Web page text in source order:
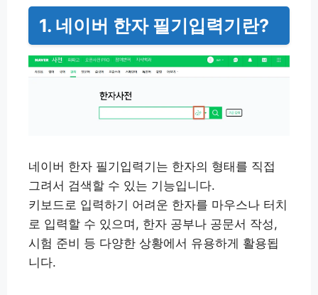
1. 네이버 한자 필기입력기란?
네이버 한자 필기입력기는 한자의 형태를 직접
그려서 검색할 수 있는 기능입니다.
키보드로 입력하기 어려운 한자를 마우스나 터치
로 입력할 수 있으며, 한자 공부나 공문서 작성,
시험 준비 등 다양한 상황에서 유용하게 활용됩
니다.